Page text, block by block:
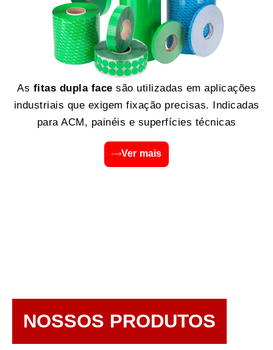
As fitas dupla face são utilizadas em aplicações
industriais que exigem fixação precisas. Indicadas
para ACM, painéis e superfícies técnicas
Ver mais
NOSSOS PRODUTOS